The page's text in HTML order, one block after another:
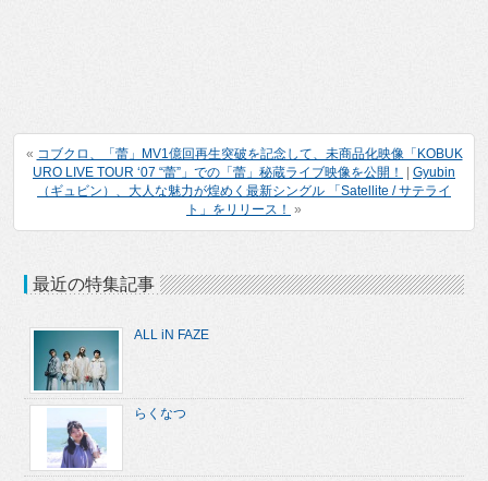
« コブクロ、「蕾」MV1億回再生突破を記念して、未商品化映像「KOBUK
URO LIVE TOUR ‘07 “蕾”」での「蕾」秘蔵ライブ映像を公開！
Gyubin
（ギュビン）、大人な魅力が煌めく最新シングル 「Satellite / サテライ
ト」をリリース！ »
最近の特集記事
ALL iN FAZE
らくなつ